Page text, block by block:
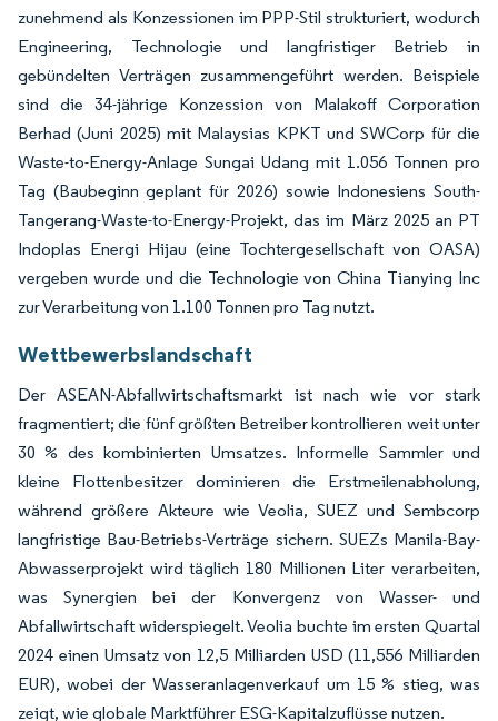
zunehmend als Konzessionen im PPP-Stil strukturiert, wodurch
Engineering, Technologie und langfristiger Betrieb in
gebündelten Verträgen zusammengeführt werden. Beispiele
sind die 34-jährige Konzession von Malakoff Corporation
Berhad (Juni 2025) mit Malaysias KPKT und SWCorp für die
Waste-to-Energy-Anlage Sungai Udang mit 1.056 Tonnen pro
Tag (Baubeginn geplant für 2026) sowie Indonesiens South-
Tangerang-Waste-to-Energy-Projekt, das im März 2025 an PT
Indoplas Energi Hijau (eine Tochtergesellschaft von OASA)
vergeben wurde und die Technologie von China Tianying Inc
zur Verarbeitung von 1.100 Tonnen pro Tag nutzt.
Wettbewerbslandschaft
Der ASEAN-Abfallwirtschaftsmarkt ist nach wie vor stark
fragmentiert; die fünf größten Betreiber kontrollieren weit unter
30 % des kombinierten Umsatzes. Informelle Sammler und
kleine Flottenbesitzer dominieren die Erstmeilenabholung,
während größere Akteure wie Veolia, SUEZ und Sembcorp
langfristige Bau-Betriebs-Verträge sichern. SUEZs Manila-Bay-
Abwasserprojekt wird täglich 180 Millionen Liter verarbeiten,
was Synergien bei der Konvergenz von Wasser- und
Abfallwirtschaft widerspiegelt. Veolia buchte im ersten Quartal
2024 einen Umsatz von 12,5 Milliarden USD (11,556 Milliarden
EUR), wobei der Wasseranlagenverkauf um 15 % stieg, was
zeigt, wie globale Marktführer ESG-Kapitalzuflüsse nutzen.